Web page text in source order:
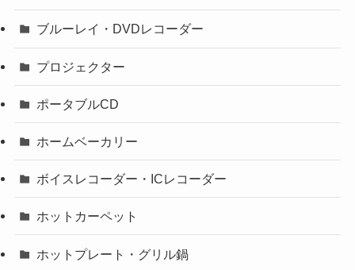
ブルーレイ・DVDレコーダー
プロジェクター
ポータブルCD
ホームベーカリー
ボイスレコーダー・ICレコーダー
ホットカーペット
ホットプレート・グリル鍋